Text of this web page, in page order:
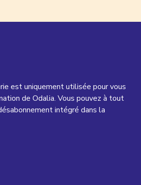
est uniquement utilisée pour vous
de Odalia. Vous pouvez à tout
intégré dans la